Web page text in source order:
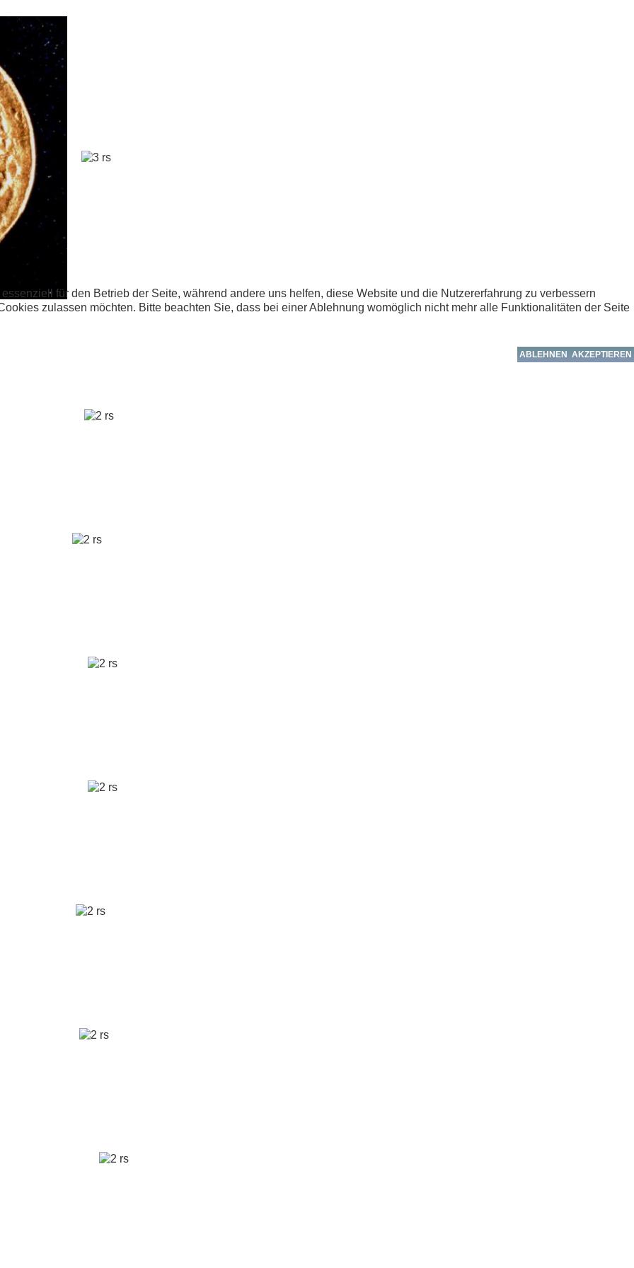
für den Betrieb der Seite, während andere uns helfen, diese Website und die Nutzererfahrung zu verbessern
zulassen möchten. Bitte beachten Sie, dass bei einer Ablehnung womöglich nicht mehr alle Funktionalitäten der Seite
AKZEPTIEREN
ABLEHNEN